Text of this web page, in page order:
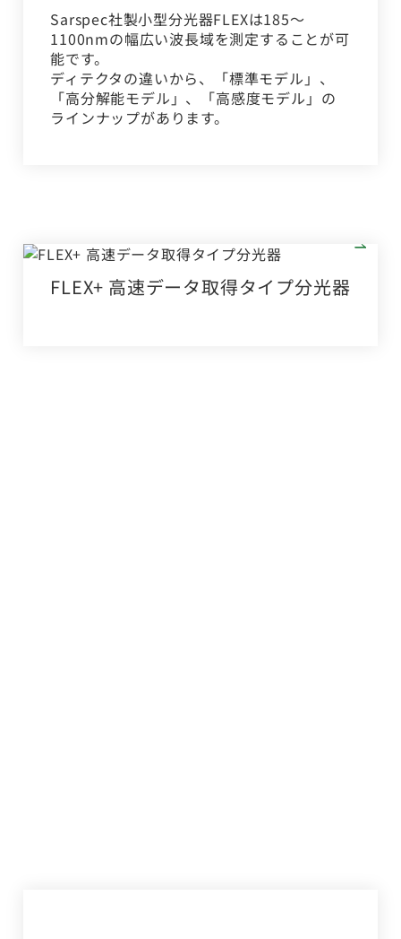
Sarspec社製小型分光器FLEXは185～
1100nmの幅広い波長域を測定することが可
能です。
ディテクタの違いから、「標準モデル」、
「高分解能モデル」、「高感度モデル」の
ラインナップがあります。
FLEX+ 高速データ取得タイプ分光器